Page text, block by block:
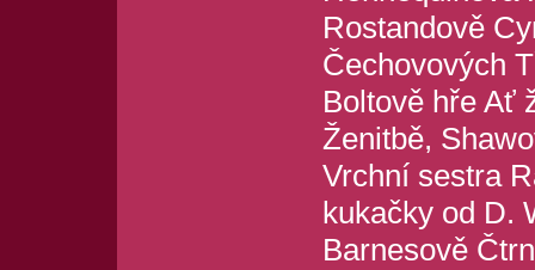
Rostandově
Čechovových
Boltově hře Ať
Ženitbě,
Vrchní sestra
kukačky od D.
Barnesově